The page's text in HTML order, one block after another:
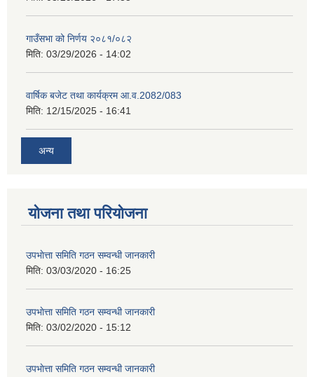
गाउँसभा को निर्णय २०८१/०८२
मिति: 03/29/2026 - 14:02
वार्षिक बजेट तथा कार्यक्रम आ.व.2082/083
मिति: 12/15/2025 - 16:41
अन्य
योजना तथा परियोजना
उपभाेत्ता समिति गठन सम्वन्धी जानकारी
मिति: 03/03/2020 - 16:25
उपभाेत्ता समिति गठन सम्वन्धी जानकारी
मिति: 03/02/2020 - 15:12
उपभाेत्ता समिति गठन सम्वन्धी जानकारी